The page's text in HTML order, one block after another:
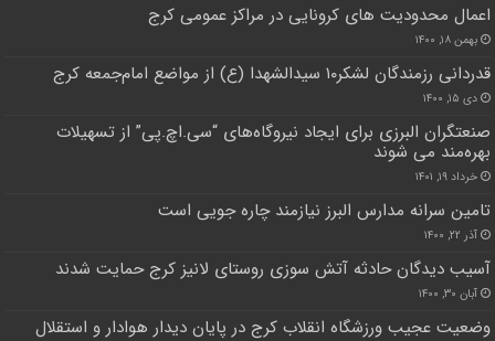
اعمال محدودیت های کرونایی در مراکز عمومی کرج
بهمن ۱۸, ۱۴۰۰
قدردانی رزمندگان لشکر۱۰ سیدالشهدا (ع) از مواضع امام‌جمعه کرج
دی ۱۵, ۱۴۰۰
صنعتگران البرزی برای ایجاد نیروگاه‌های “سی.اچ.پی” از تسهیلات
بهره‌مند می شوند
خرداد ۱۹, ۱۴۰۱
تامین سرانه مدارس البرز نیازمند چاره جویی است
آذر ۲۲, ۱۴۰۰
آسیب دیدگان حادثه آتش سوزی روستای لانیز کرج حمایت شدند
آبان ۳۰, ۱۴۰۰
وضعیت عجیب ورزشگاه انقلاب کرج در پایان دیدار هوادار و استقلال